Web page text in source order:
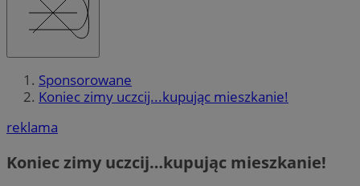
Sponsorowane
Koniec zimy uczcij...kupując mieszkanie!
reklama
Koniec zimy uczcij…kupując mieszkanie!